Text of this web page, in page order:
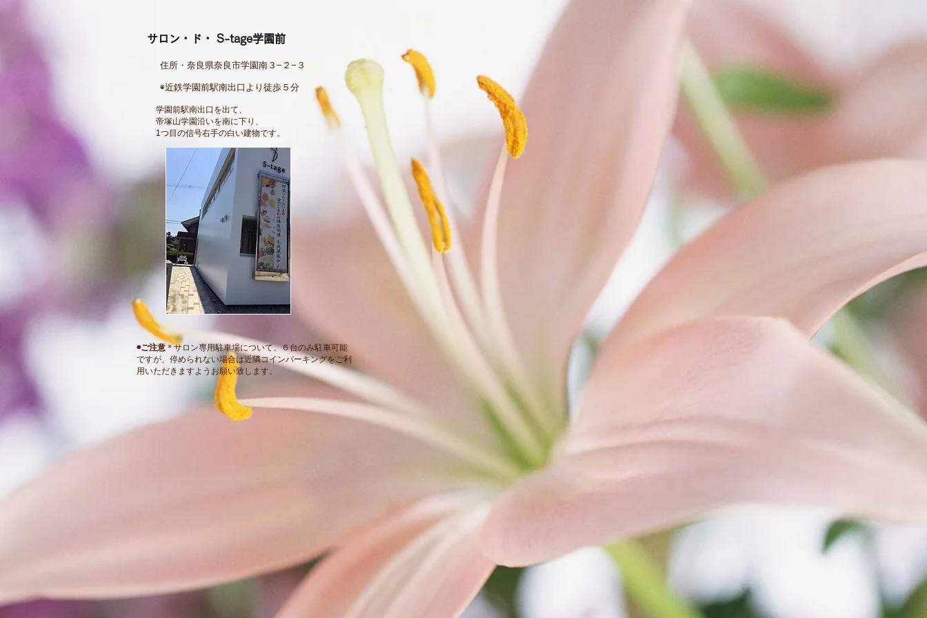
サロン・ド・ S-tage学園前
住所・奈良県奈良市学園南３−２−３
◉近鉄学園前駅南出口より徒歩５分
学園前駅南出口を出て、
帝塚山学園沿いを南に下り、
1つ目の信号右手の白い建物です。
◉ご注意 ＊サロン専用駐車場について、６台のみ駐車可能
ですが、停められない場合は近隣コインパーキングをご利
用いただきますようお願い致します。